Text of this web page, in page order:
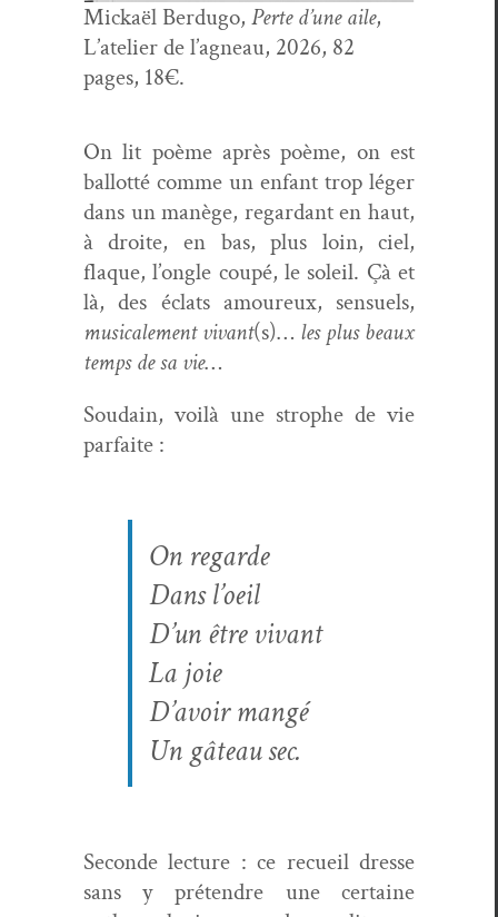
Mick­aël Berdugo, Perte d’une aile,
L’ate­lier de l’ag­neau, 2026, 82
pages, 18€.
On lit poème après poème, on est
bal­lot­té comme un enfant trop léger
dans un manège, regar­dant en haut,
à droite, en bas, plus loin, ciel,
flaque, l’on­gle coupé, le soleil. Çà et
là, des éclats amoureux, sen­suels,
musi­cale­ment vivant(s)… les plus beaux
temps de sa vie…
Soudain, voilà une stro­phe de vie
parfaite :
On regarde
Dans l’oeil
D’un être vivant
La joie
D’avoir mangé
Un gâteau sec.
Sec­onde lec­ture : ce recueil dresse
sans y pré­ten­dre une cer­taine